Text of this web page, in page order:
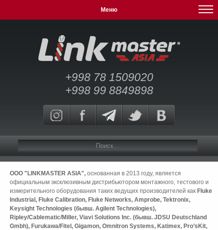
Меню
+998 78 1509020
+998 99 8849898
ООО "LINKMASTER ASIA", основанная в 2013 году, является
официальным эксклюзивным дистрибьютором монтажного, тестового и
измерительного оборудования таких ведущих производителей как Fluke
Industrial, Fluke Calibration, Fluke Networks, Amprobe, Tektronix,
Keysight Technologies (бывш. Agilent Technologies),
Ripley/Cablematic/Miller, Viavi Solutions Inc. (бывш. JDSU Deutschland
Gmbh), Furukawa/Fitel, Gigamon, Omnitron Systems, Katimex, Pro’sKit,